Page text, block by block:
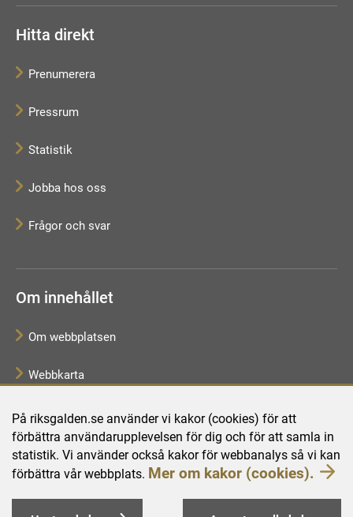
På riksgalden.se använder vi kakor (cookies) för att
förbättra användarupplevelsen för dig och för att samla in
statistik. Vi använder också kakor för webbanalys så vi kan
förbättra vår webbplats. Mer om kakor (cookies).
Hitta direkt
Prenumerera
Pressrum
Statistik
Jobba hos oss
Frågor och svar
Om innehållet
Om webbplatsen
Webbkarta
Tillgänglighetsredogörelse
Behandling av personuppgifter